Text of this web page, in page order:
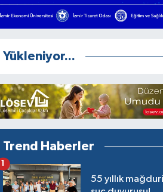
Yükleniyor...
Trend Haberler
55 yıllık
1